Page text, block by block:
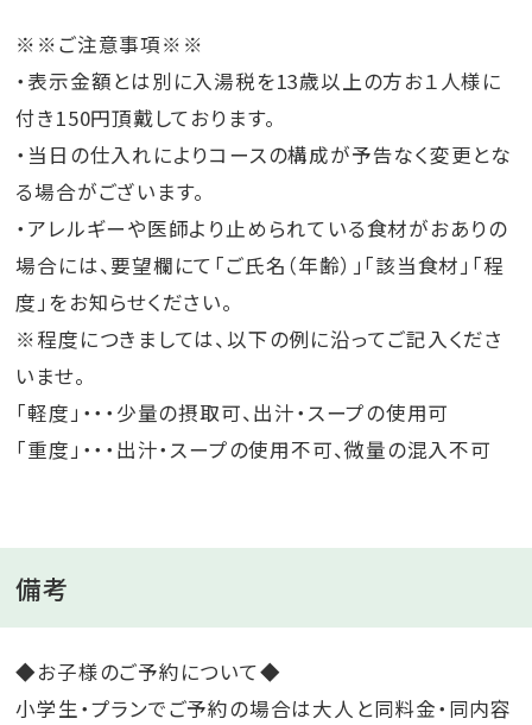
※※ご注意事項※※
・表示金額とは別に入湯税を13歳以上の方お１人様に
付き150円頂戴しております。
・当日の仕入れによりコースの構成が予告なく変更とな
る場合がございます。
・アレルギーや医師より止められている食材がおありの
場合には、要望欄にて「ご氏名（年齢）」「該当食材」「程
度」をお知らせください。
※程度につきましては、以下の例に沿ってご記入くださ
いませ。
「軽度」・・・少量の摂取可、出汁・スープの使用可
「重度」・・・出汁・スープの使用不可、微量の混入不可
備考
◆お子様のご予約について◆
小学生・プランでご予約の場合は大人と同料金・同内容